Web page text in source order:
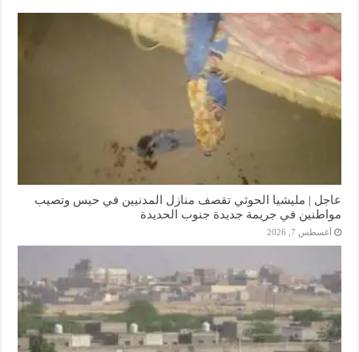
عاجل | مليشيا الحوثي تقصف منازل المدنيين في حيس وتصيب
مواطنين في جريمة جديدة جنوب الحديدة
أغسطس 7, 2026